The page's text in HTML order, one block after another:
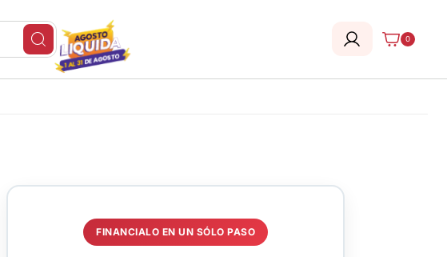
0
FINANCIALO EN UN SÓLO PASO